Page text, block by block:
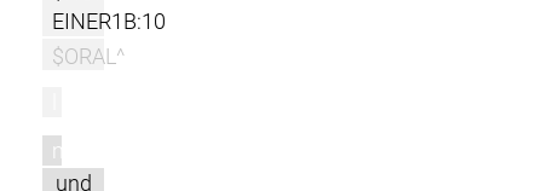
EINER1B:10
$ORAL^
m
und